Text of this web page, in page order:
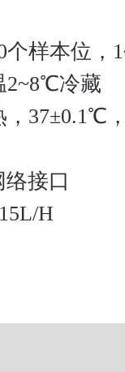
样本位，
2~8℃冷藏
37±0.1℃
络接口
H